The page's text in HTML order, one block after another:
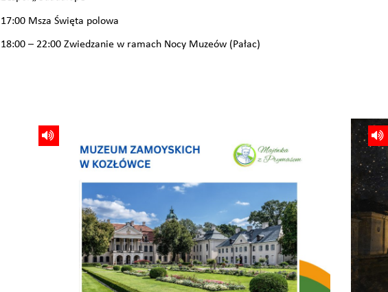
17:00 Msza Święta polowa
18:00 – 22:00 Zwiedzanie w ramach Nocy Muzeów (Pałac)